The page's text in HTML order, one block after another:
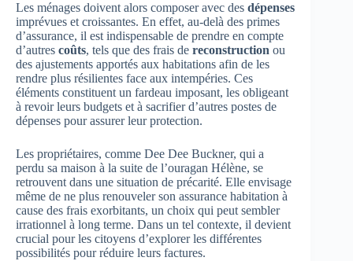
Les ménages doivent alors composer avec des dépenses
imprévues et croissantes. En effet, au-delà des primes
d’assurance, il est indispensable de prendre en compte
d’autres coûts, tels que des frais de reconstruction ou
des ajustements apportés aux habitations afin de les
rendre plus résilientes face aux intempéries. Ces
éléments constituent un fardeau imposant, les obligeant
à revoir leurs budgets et à sacrifier d’autres postes de
dépenses pour assurer leur protection.
Les propriétaires, comme Dee Dee Buckner, qui a
perdu sa maison à la suite de l’ouragan Hélène, se
retrouvent dans une situation de précarité. Elle envisage
même de ne plus renouveler son assurance habitation à
cause des frais exorbitants, un choix qui peut sembler
irrationnel à long terme. Dans un tel contexte, il devient
crucial pour les citoyens d’explorer les différentes
possibilités pour réduire leurs factures.